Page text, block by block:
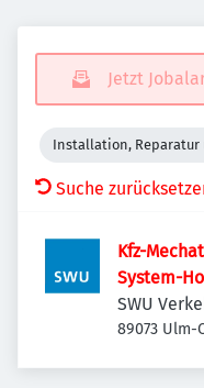
Jetzt
Installation, Reparatur
Suche
Kfz-
System-
SWU
89073 Ulm-